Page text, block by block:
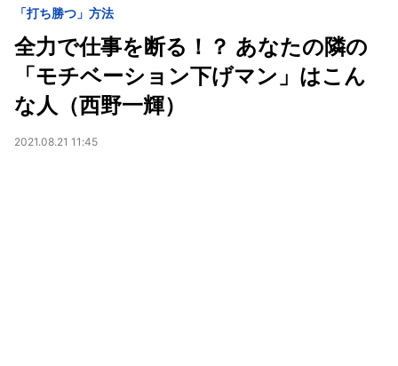
「打ち勝つ」方法
全力で仕事を断る！？ あなたの隣の
「モチベーション下げマン」はこん
な人（西野一輝）
2021.08.21 11:45